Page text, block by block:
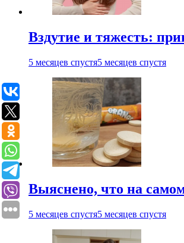
Вздутие и тяжесть:
5 месяцев спустя5 месяцев спустя
Выяснено, что на
5 месяцев спустя5 месяцев спустя